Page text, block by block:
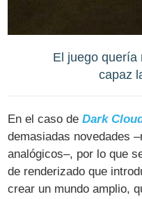
El juego quería
capaz
En el caso deDark
demasiadas novedades
analógicos–, por lo que
de renderizado que
crear un mundo amplio,